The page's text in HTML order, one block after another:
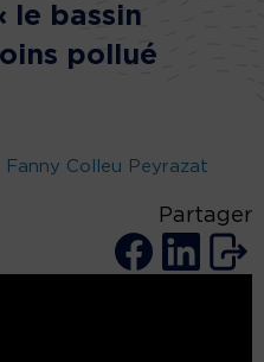
le bassin
pollué
Fanny Colleu Peyrazat
Partager